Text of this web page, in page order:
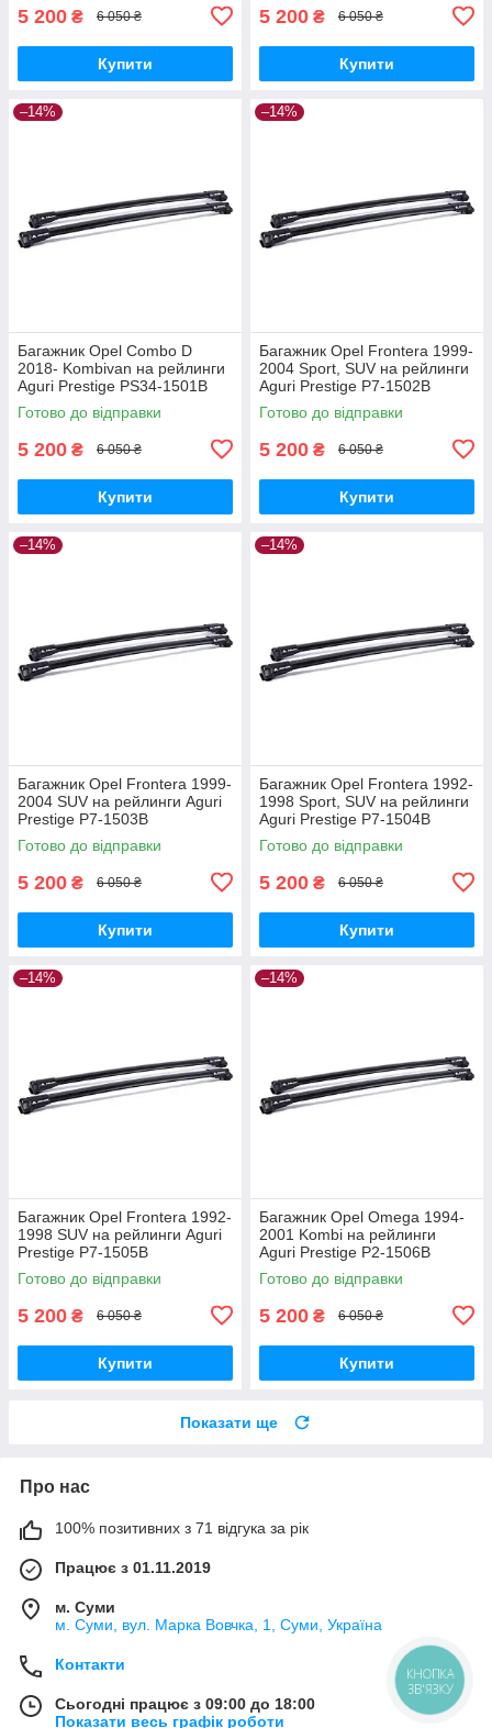
5 200 ₴ 6 050 ₴
Купити
5 200 ₴ 6 050 ₴
Купити
–14%
Багажник Opel Combo D
2018- Kombivan на рейлинги
Aguri Prestige PS34-1501B
Готово до відправки
5 200 ₴ 6 050 ₴
Купити
–14%
Багажник Opel Frontera 1999-
2004 Sport, SUV на рейлинги
Aguri Prestige P7-1502B
Готово до відправки
5 200 ₴ 6 050 ₴
Купити
–14%
Багажник Opel Frontera 1999-
2004 SUV на рейлинги Aguri
Prestige P7-1503B
Готово до відправки
5 200 ₴ 6 050 ₴
Купити
–14%
Багажник Opel Frontera 1992-
1998 Sport, SUV на рейлинги
Aguri Prestige P7-1504B
Готово до відправки
5 200 ₴ 6 050 ₴
Купити
–14%
Багажник Opel Frontera 1992-
1998 SUV на рейлинги Aguri
Prestige P7-1505B
Готово до відправки
5 200 ₴ 6 050 ₴
Купити
–14%
Багажник Opel Omega 1994-
2001 Kombi на рейлинги
Aguri Prestige P2-1506B
Готово до відправки
5 200 ₴ 6 050 ₴
Купити
Показати ще
Про нас
100% позитивних з 71 відгука за рік
Працює з 01.11.2019
м. Суми
м. Суми, вул. Марка Вовчка, 1, Суми, Україна
Контакти
Сьогодні працює з 09:00 до 18:00
Показати весь графік роботи
КНОПКА
ЗВ'ЯЗКУ